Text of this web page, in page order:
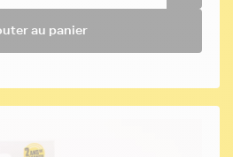
au panier